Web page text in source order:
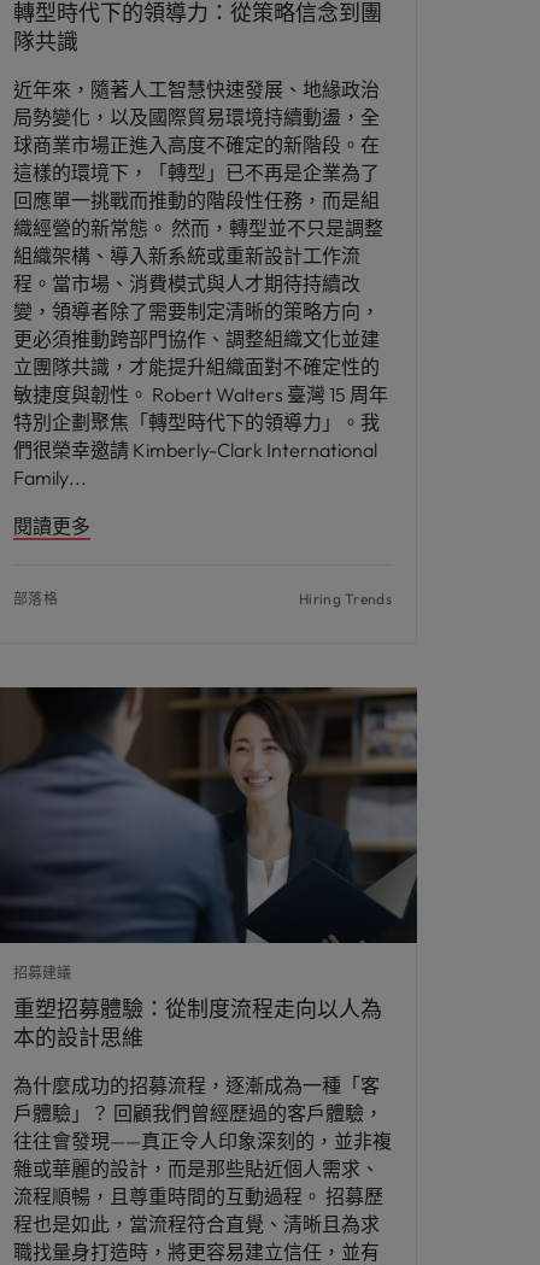
轉型時代下的領導力：從策略信念到團
隊共識
近年來，隨著人工智慧快速發展、地緣政治
局勢變化，以及國際貿易環境持續動盪，全
球商業市場正進入高度不確定的新階段。在
這樣的環境下，「轉型」已不再是企業為了
回應單一挑戰而推動的階段性任務，而是組
織經營的新常態。 然而，轉型並不只是調整
組織架構、導入新系統或重新設計工作流
程。當市場、消費模式與人才期待持續改
變，領導者除了需要制定清晰的策略方向，
更必須推動跨部門協作、調整組織文化並建
立團隊共識，才能提升組織面對不確定性的
敏捷度與韌性。 Robert Walters 臺灣 15 周年
特別企劃聚焦「轉型時代下的領導力」。我
們很榮幸邀請 Kimberly-Clark International
Family
閱讀更多
部落格 Hiring Trends
招募建議
重塑招募體驗：從制度流程走向以人為
本的設計思維
為什麼成功的招募流程，逐漸成為一種「客
戶體驗」？ 回顧我們曾經歷過的客戶體驗，
往往會發現——真正令人印象深刻的，並非複
雜或華麗的設計，而是那些貼近個人需求、
流程順暢，且尊重時間的互動過程。 招募歷
程也是如此，當流程符合直覺、清晰且為求
職找量身打造時，將更容易建立信任，並有